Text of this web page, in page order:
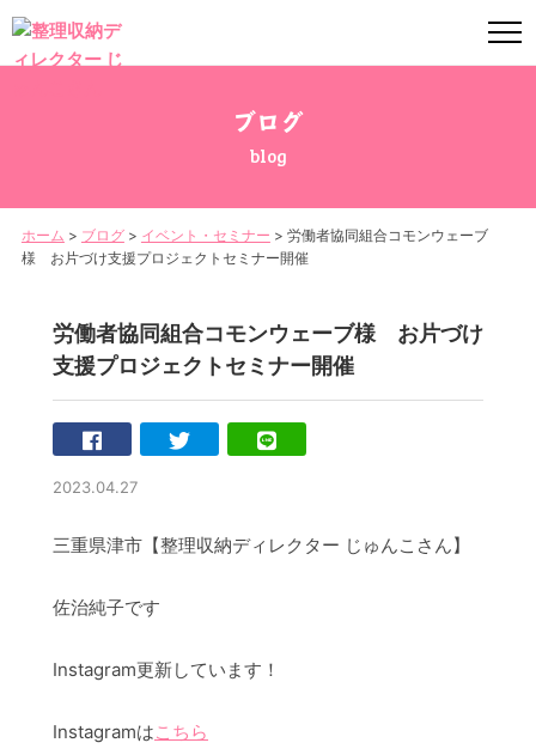
ブログ
blog
ホーム > ブログ> イベント・セミナー > 労働者協同組合コモンウェーブ
様 お片づけ支援プロジェクトセミナー開催
労働者協同組合コモンウェーブ様 お片づけ
支援プロジェクトセミナー開催
2023.04.27
三重県津市【整理収納ディレクター じゅんこさん】
佐治純子です
Instagram更新しています！
Instagramはこちら